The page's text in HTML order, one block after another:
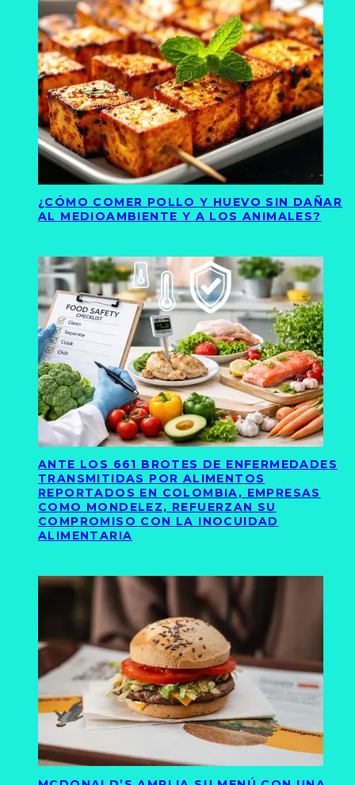
¿CÓMO COMER POLLO Y HUEVO SIN DAÑAR
AL MEDIOAMBIENTE Y A LOS ANIMALES?
ANTE LOS 661 BROTES DE ENFERMEDADES
TRANSMITIDAS POR ALIMENTOS
REPORTADOS EN COLOMBIA, EMPRESAS
COMO MONDELEZ, REFUERZAN SU
COMPROMISO CON LA INOCUIDAD
ALIMENTARIA